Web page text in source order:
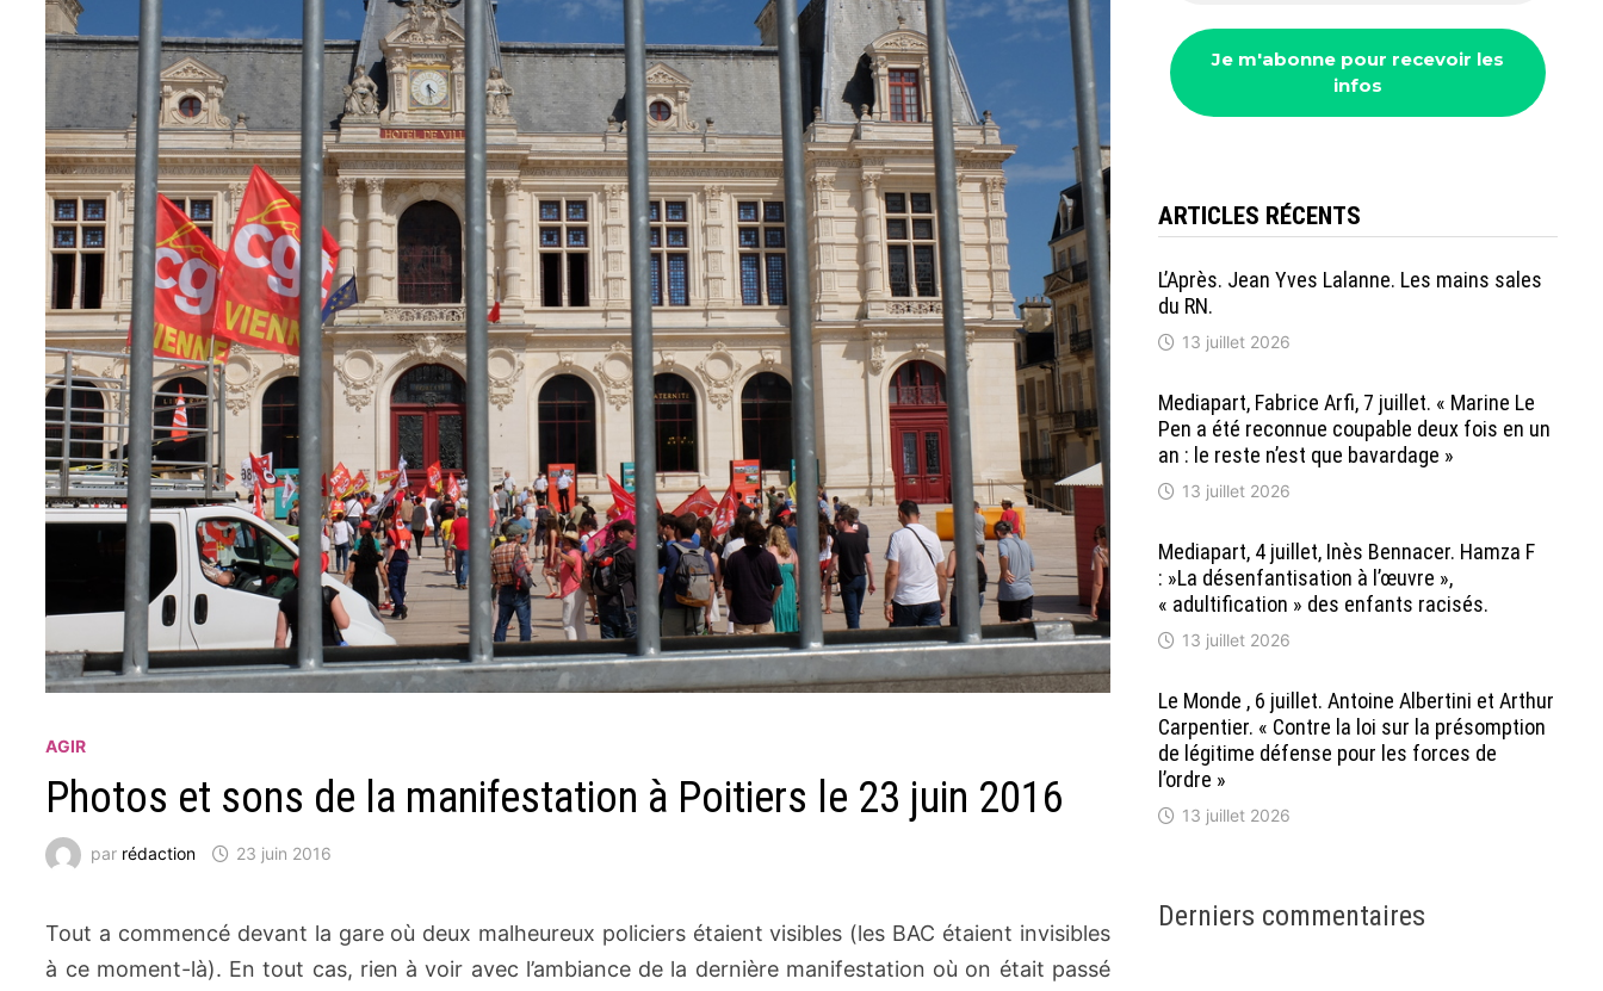
AGIR
Photos et sons de la manifestation à Poitiers le 23 juin 2016
par rédaction 23 juin 2016
Tout a commencé devant la gare où deux malheureux policiers étaient visibles (les BAC étaient invisibles
à ce moment-là). En tout cas, rien à voir avec l’ambiance de la dernière manifestation où on était passé
ARTICLES RÉCENTS
L’Après. Jean Yves Lalanne. Les mains sales
du RN.
13 juillet 2026
Mediapart, Fabrice Arfi, 7 juillet. « Marine Le
Pen a été reconnue coupable deux fois en un
an : le reste n’est que bavardage »
13 juillet 2026
Mediapart, 4 juillet, Inès Bennacer. Hamza F
: »La désenfantisation à l’œuvre »,
« adultification » des enfants racisés.
13 juillet 2026
Le Monde , 6 juillet. Antoine Albertini et Arthur
Carpentier. « Contre la loi sur la présomption
de légitime défense pour les forces de
l’ordre »
13 juillet 2026
Derniers commentaires